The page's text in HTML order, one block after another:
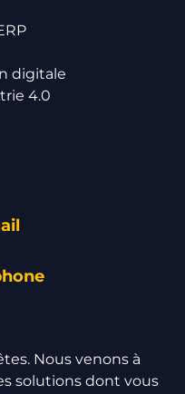
digitale
4.0
Nous venons à
solutions dont vous